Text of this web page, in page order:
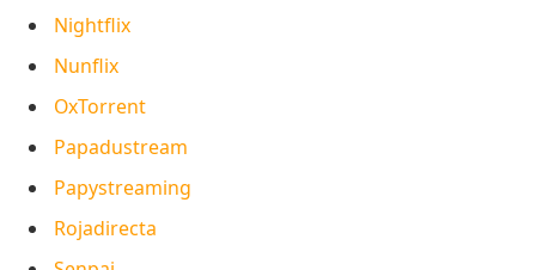
Nightflix
Nunflix
OxTorrent
Papadustream
Papystreaming
Rojadirecta